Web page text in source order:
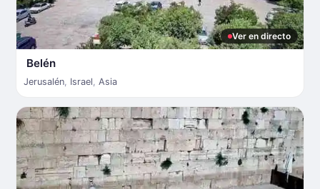
Ver en directo
Belén
Jerusalén, Israel, Asia